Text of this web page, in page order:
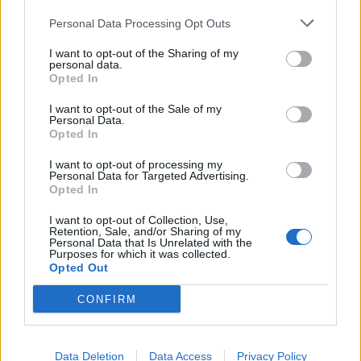
Personal Data Processing Opt Outs
I want to opt-out of the Sharing of my
personal data.
Opted In
I want to opt-out of the Sale of my
Personal Data.
Opted In
I want to opt-out of processing my
Personal Data for Targeted Advertising.
Opted In
I want to opt-out of Collection, Use,
Retention, Sale, and/or Sharing of my
Personal Data that Is Unrelated with the
Purposes for which it was collected.
Opted Out
CONFIRM
Data Deletion Data Access Privacy Policy
informações e pela rápida evolução tecnológica. O
desenvolvimento depende de como o cérebro é
exercitado no cotidiano”, finalizou Fabiano de Abreu
Agrela Rodrigues.
Ígor Lopes
250”, depois de, na edição anterior, ter integrado o
circuito “Challenger”. O francês Luca Van Assche
conquistou o primeiro título ATP da carreira ao
derrotar o belga Alexander Blockx na final, encerrando
uma edição marcada pela elevada competitividade, pela
forte presença de tenistas portugueses e pela projeção
internacional do evento.
O torneio arrancou com a fase de qualificação, nos dias
18 e 19 de julho, reunindo dezenas de atletas em busca
de um lugar no quadro principal. A cerimónia de
abertura contou com a presença do presidente da
Câmara Municipal de Cascais, Nuno Piteira Lopes,
acompanhado pelo executivo municipal, assinalando o
início de uma competição que voltou a colocar o
concelho no centro do calendário internacional do
CONTINUAR A LER
ATUALIDADE
Castelo Branco: “Bienal